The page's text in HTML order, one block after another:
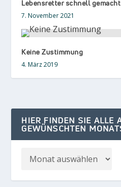
Lebensretter schnell gemacht
7. November 2021
Keine Zustimmung
4. März 2019
HIER FINDEN SIE ALLE
GEWÜNSCHTEN